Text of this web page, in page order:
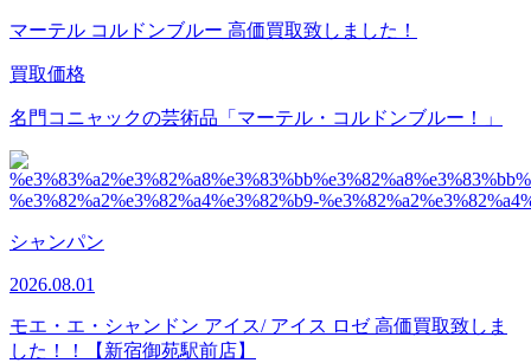
マーテル コルドンブルー 高価買取致しました！
買取価格
名門コニャックの芸術品「マーテル・コルドンブルー！」
シャンパン
2026.08.01
モエ・エ・シャンドン アイス/ アイス ロゼ 高価買取致しま
した！！【新宿御苑駅前店】